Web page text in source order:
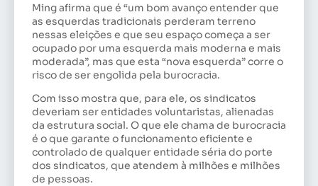
Ming afirma que é “um bom avanço entender que
as esquerdas tradicionais perderam terreno
nessas eleições e que seu espaço começa a ser
ocupado por uma esquerda mais moderna e mais
moderada”, mas que esta “nova esquerda” corre o
risco de ser engolida pela burocracia.
Com isso mostra que, para ele, os sindicatos
deveriam ser entidades voluntaristas, alienadas
da estrutura social. O que ele chama de burocracia
é o que garante o funcionamento eficiente e
controlado de qualquer entidade séria do porte
dos sindicatos, que atendem à milhões e milhões
de pessoas.